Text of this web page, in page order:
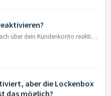
Du kannst dann Abo ganz einfach über dein Kundenkonto reaktivieren. 1. Logge dich in dein Kundenkonto ein oder erstelle eins 2. Gehe auf die Rubrik ...
aber die Lockenbox
das möglich?